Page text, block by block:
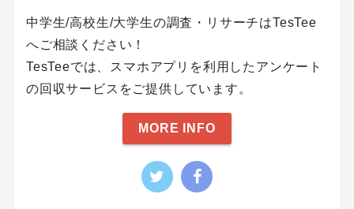
中学生/高校生/大学生の調査・リサーチはTesTee
へご相談ください！
TesTeeでは、スマホアプリを利用したアンケート
の回収サービスをご提供しています。
MORE INFO